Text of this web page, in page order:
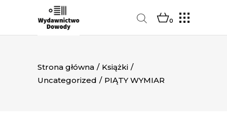
0
Strona główna / Książki /
Uncategorized / PIĄTY WYMIAR